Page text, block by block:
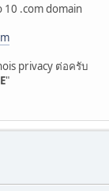
10 .com domain
privacy ต่อครับ
"